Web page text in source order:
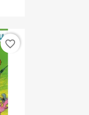
favorite_border